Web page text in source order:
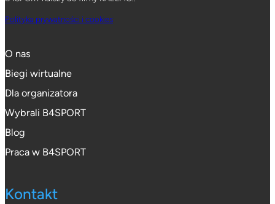
Polityka prywatności i cookies
O nas
Biegi wirtualne
Dla organizatora
Wybrali B4SPORT
Blog
Praca w B4SPORT
Kontakt